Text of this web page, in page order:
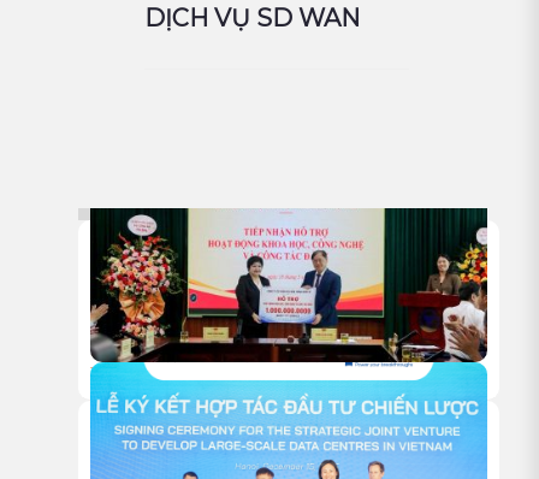
DỊCH VỤ SD WAN
18/05/2026
HITC TRAO TẶNG 1 TỶ ĐỒNG HỖ TRỢ HOẠT ĐỘNG NGHIÊN
CỨU KHOA HỌC CỦA VUSTA